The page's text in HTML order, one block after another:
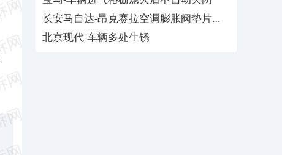
长安马自达-昂克赛拉空调膨胀阀垫片生
锈
北京现代-车辆多处生锈